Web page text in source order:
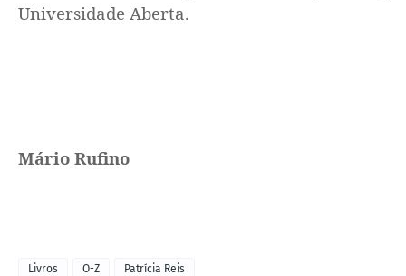
Universidade Aberta.
Mário Rufino
Livros O-Z Patrícia Reis